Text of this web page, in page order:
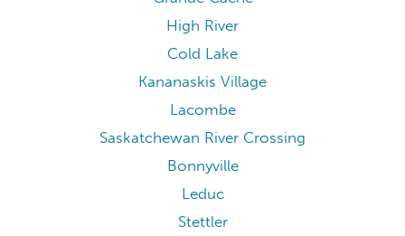
High River
Cold Lake
Kananaskis Village
Lacombe
Saskatchewan River Crossing
Bonnyville
Leduc
Stettler